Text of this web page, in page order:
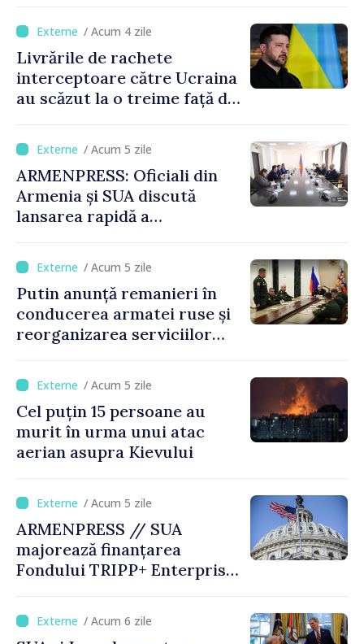
/ Acum 4 zile
Livrările de rachete
interceptoare către Ucraina
au scăzut la o treime față de
/ Acum 5 zile
ARMENPRESS: Oficiali din
Armenia și SUA discută
lansarea rapidă a
/ Acum 5 zile
Putin anunță remanieri în
conducerea armatei ruse și
reorganizarea serviciilor
/ Acum 5 zile
Cel puțin 15 persoane au
murit în urma unui atac
aerian asupra Kievului
/ Acum 5 zile
ARMENPRESS // SUA
majorează finanțarea
Fondului TRIPP+ Enterprise
milioane de dolari
/ Acum 6 zile